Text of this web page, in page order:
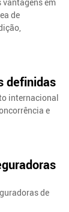
de
definidas
internacional
e
de